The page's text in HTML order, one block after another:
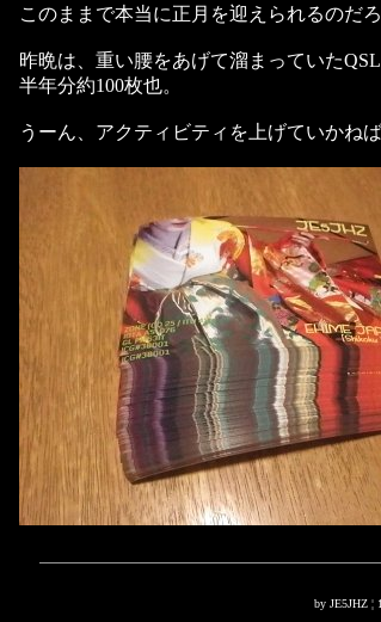
このままで本当に正月を迎えられるのだ
昨晩は、重い腰をあげて溜まっていた
半年分約100枚也。
うーん、アクティビティを上げていかね
by JE5JHZ ¦